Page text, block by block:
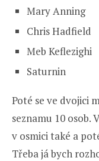
Mary Anning
Chris Hadfield
Meb Keflezighi
Saturnin
Poté se ve dvojici
seznamu 10 osob.
v osmici také a
Třeba já bych